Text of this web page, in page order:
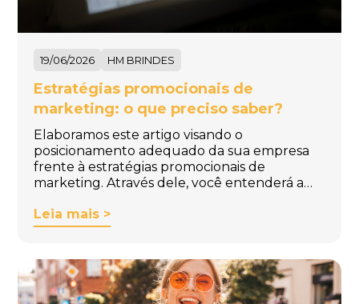
19/06/2026 HM BRINDES
Estratégias promocionais de
marketing: o que preciso saber?
Elaboramos este artigo visando o
posicionamento adequado da sua empresa
frente à estratégias promocionais de
marketing. Através dele, você entenderá a…
Leia mais >